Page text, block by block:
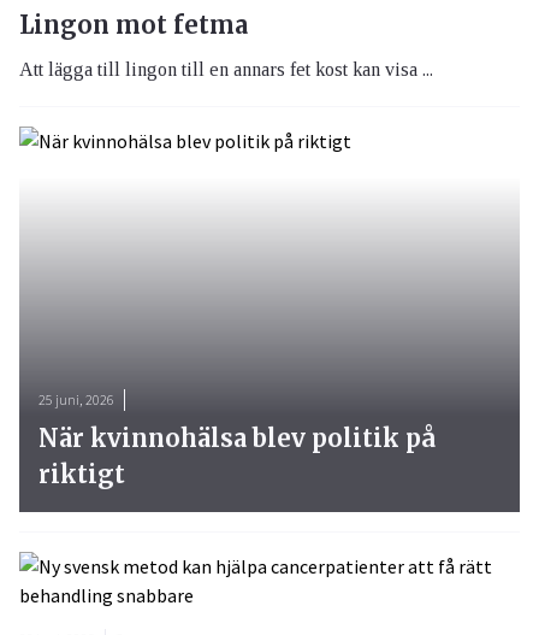
Lingon mot fetma
Att lägga till lingon till en annars fet kost kan visa ...
25 juni, 2026
När kvinnohälsa blev politik på
riktigt